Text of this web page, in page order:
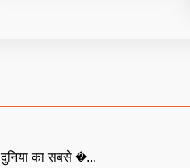
दुनिया का सबसे �...